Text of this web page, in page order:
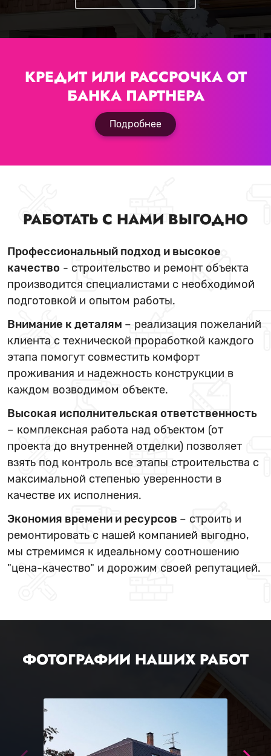
КРЕДИТ ИЛИ РАССРОЧКА ОТ
БАНКА ПАРТНЕРА
Подробнее
РАБОТАТЬ С НАМИ ВЫГОДНО
Профессиональный подход и высокое
качество - строительство и ремонт объекта
производится специалистами с необходимой
подготовкой и опытом работы.
Внимание к деталям – реализация пожеланий
клиента с технической проработкой каждого
этапа помогут совместить комфорт
проживания и надежность конструкции в
каждом возводимом объекте.
Высокая исполнительская ответственность
– комплексная работа над объектом (от
проекта до внутренней отделки) позволяет
взять под контроль все этапы строительства с
максимальной степенью уверенности в
качестве их исполнения.
Экономия времени и ресурсов – строить и
ремонтировать с нашей компанией выгодно,
мы стремимся к идеальному соотношению
"цена-качество" и дорожим своей репутацией.
ФОТОГРАФИИ НАШИХ РАБОТ